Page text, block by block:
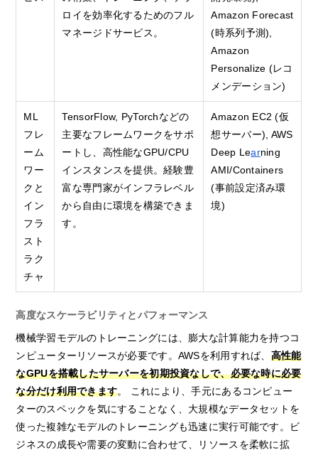
ロイを効率化するためのフル
マネージドサービス。
Amazon Forecast
(時系列予測),
Amazon
Personalize (レコ
メンデーション)
ML
フレ
ーム
ワー
クと
イン
フラ
スト
ラク
チャ
TensorFlow, PyTorchなどの
主要なフレームワークをサポ
ートし、高性能なGPU/CPU
インスタンスを提供。経験豊
富な専門家がインフラレベル
から自由に環境を構築できま
す。
Amazon EC2 (仮
想サーバー), AWS
Deep Learning
AMI/Containers
(事前設定済み環
境)
高度なスケーラビリティとパフォーマンス
機械学習モデルのトレーニングには、膨大な計算能力を持つコ
ンピューターリソースが必要です。AWSを利用すれば、 高性能
なGPUを搭載したサーバーを初期投資なしで、必要な時に必要
な分だけ利用できます。 これにより、手元にあるコンピュー
ターのスペックを気にすることなく、大規模なデータセットを
使った複雑なモデルのトレーニングも迅速に実行可能です。ビ
ジネスの成長や需要の変動に合わせて、リソースを柔軟に拡